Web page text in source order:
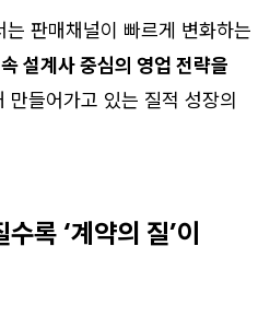
판매채널이 빠르게 변화하는
설계사 중심의 영업 전략을
만들어가고 있는 질적 성장의
록 ‘계약의 질’이